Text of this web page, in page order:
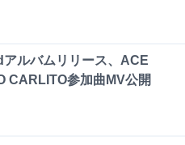
ルバムリリース、ACE
CARLITO参加曲MV公開